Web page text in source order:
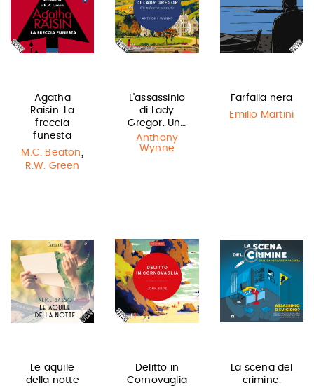
Agatha
Raisin. La
freccia
funesta
M.C. Beaton,
R.W. Green
L'assassinio
di Lady
Gregor. Un…
Anthony
Wynne
Farfalla nera
Emilio Martini
Le aquile
della notte
Delitto in
Cornovaglia
La scena del
crimine.